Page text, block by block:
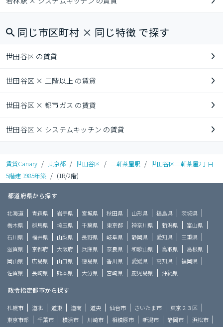
同じ市区町村 × 同じ特徴 で探す
世田谷区 の賃貸
世田谷区 × 二階以上 の賃貸
世田谷区 × 都市ガス の賃貸
世田谷区 × システムキッチン の賃貸
賃貸Canary / 東京都 / 世田谷区 / 三軒茶屋駅 / 世田谷区三軒茶屋2丁目
5階建 1985年築 / (1R/2階)
都道府県から探す
北海道 青森県 岩手県 宮城県 秋田県 山形県 福島県
茨城県
栃木県
群馬県 埼玉県 千葉県 東京都 神奈川県 新潟県
富山県
石川県
福井県 山梨県 長野県 岐阜県 静岡県 愛知県
三重県
滋賀県
京都府 大阪府 兵庫県 奈良県 和歌山県 鳥取県
島根県
岡山県
広島県 山口県 徳島県 香川県 愛媛県 高知県
福岡県
佐賀県
長崎県 熊本県 大分県 宮崎県 鹿児島県 沖縄県
政令指定都市から探す
札幌市 道北 道東 道南 道央 仙台市 さいたま市
東京２３区
東京市部
千葉市 横浜市 川崎市 相模原市 新潟市 静岡市 浜松市